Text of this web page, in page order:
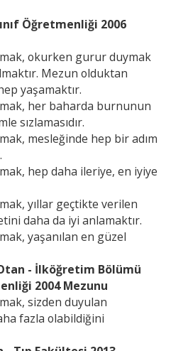
Öğretmenliği 2006
okurken gurur duymak
Mezun olduktan
yaşamaktır.
her baharda burnunun
sızlamasıdır.
mesleğinde hep bir adım
hep daha ileriye, en iyiye
yıllar geçtikte verilen
daha da iyi anlamaktır.
yaşanılan en güzel
- İlköğretim Bölümü
2004 Mezunu
sizden duyulan
fazla olabildiğini